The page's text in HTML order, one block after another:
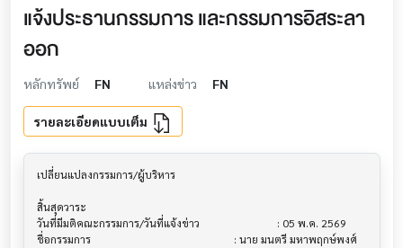
แจ้งประธานกรรมการ และกรรมการอิสระลา
ออก
หลักทรัพย์ FN แหล่งข่าว FN
รายละเอียดแบบเต็ม
เปลี่ยนแปลงกรรมการ/ผู้บริหาร
สิ้นสุดวาระ
วันที่มีมติคณะกรรมการ/วันที่แจ้งข่าว          			 : 05 พ.ค. 2569
ชื่อกรรมการ                             			 : นาย มนตรี มหาพฤกษ์พงศ์